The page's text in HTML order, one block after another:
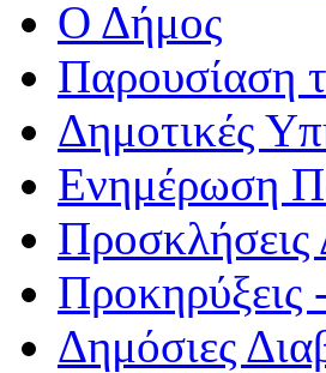
Ο Δήμος
Παρουσίαση
Δημοτικές
Ενημέρωση
Προκηρύξεις
Δημόσιες